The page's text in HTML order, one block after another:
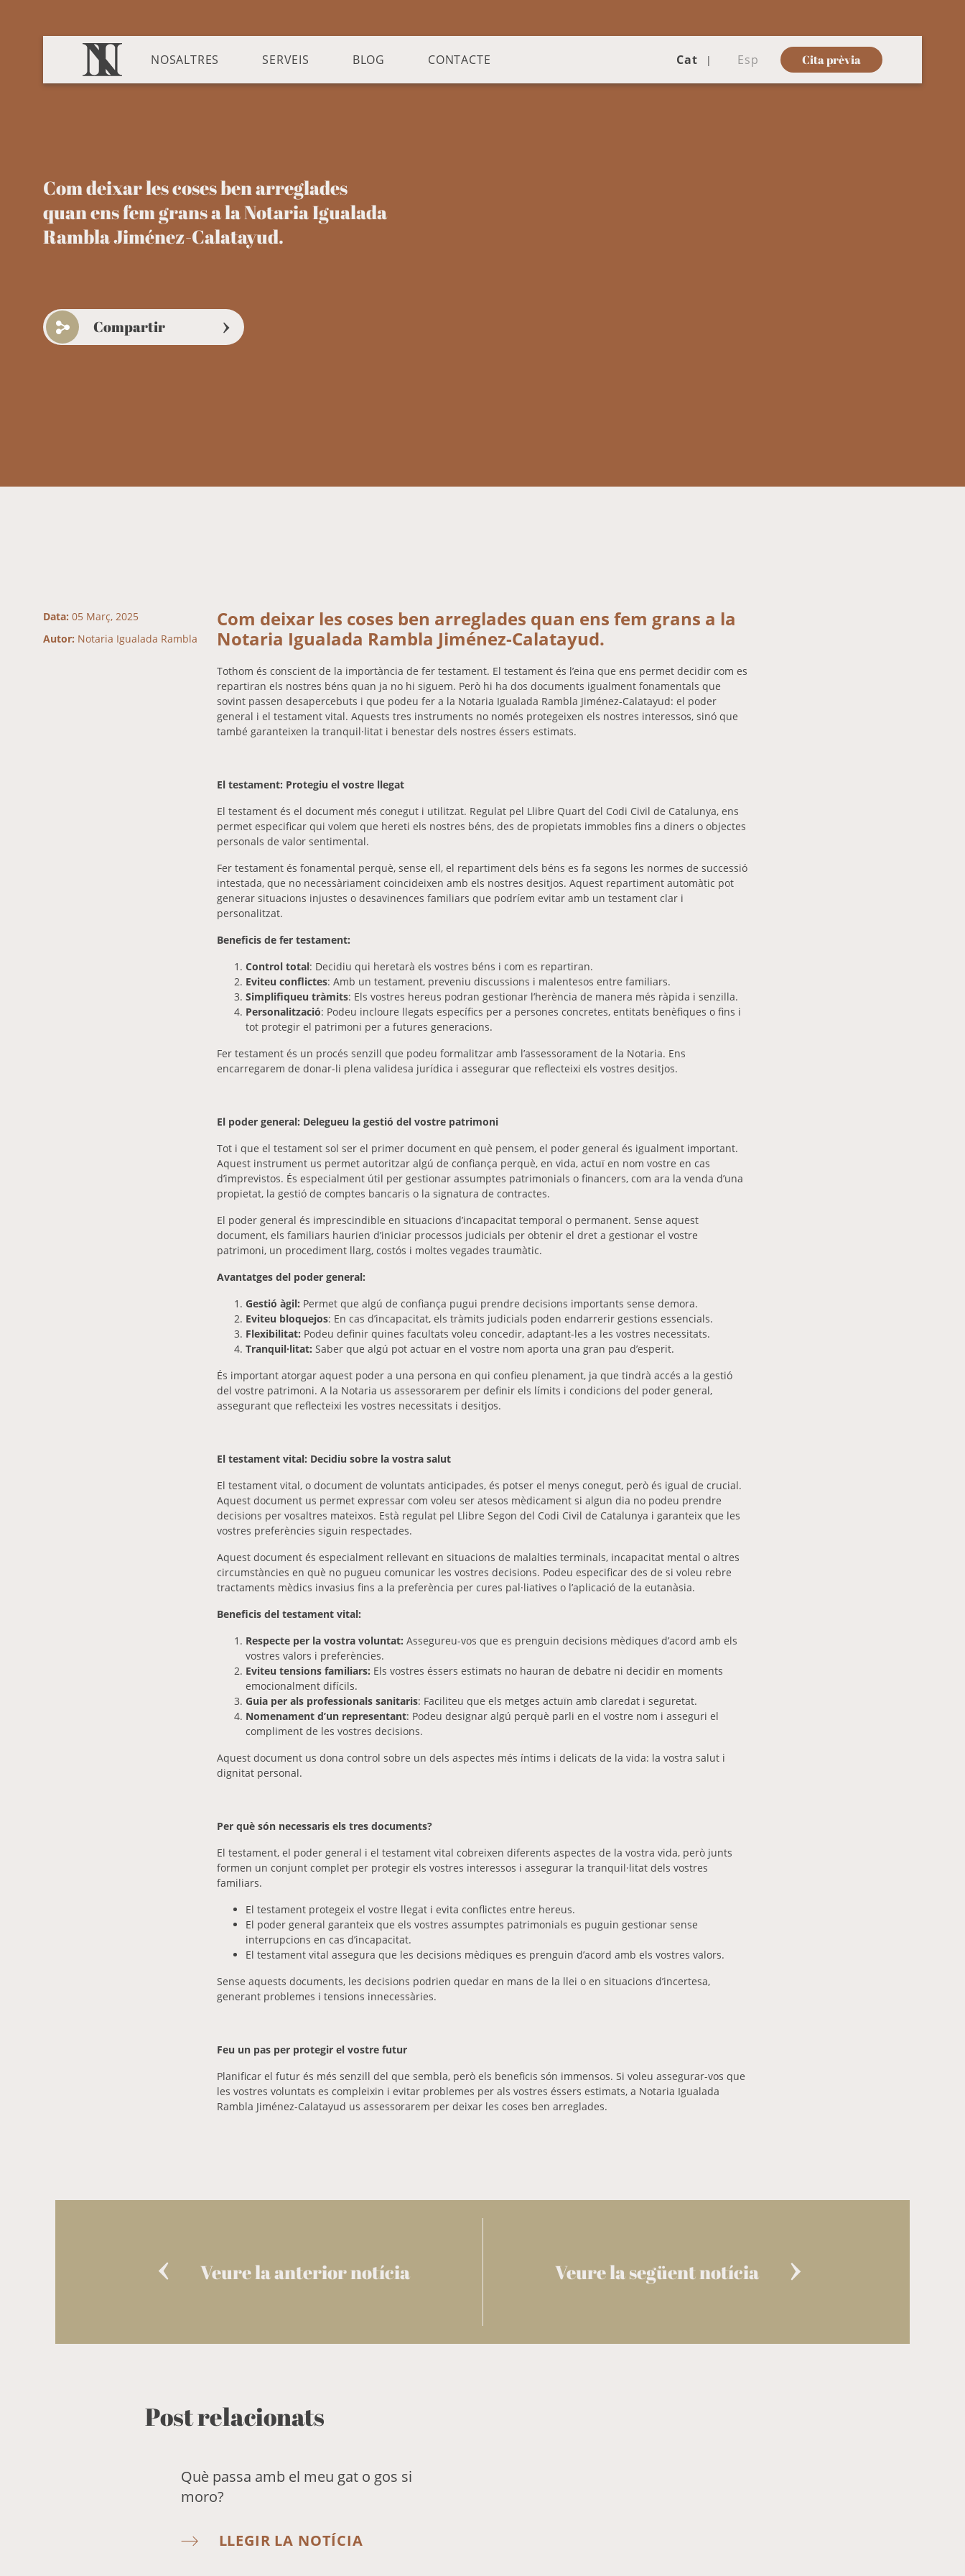
NOSALTRES SERVEIS BLOG CONTACTE Cat Esp Cita prèvia
Com deixar les coses ben arreglades
quan ens fem grans a la Notaria Igualada
Rambla Jiménez-Calatayud.
Compartir
Data: 05 Març, 2025
Autor: Notaria Igualada Rambla
Com deixar les coses ben arreglades quan ens fem grans a la
Notaria Igualada Rambla Jiménez-Calatayud.
Tothom és conscient de la importància de fer testament. El testament és l’eina que ens permet decidir com es
repartiran els nostres béns quan ja no hi siguem. Però hi ha dos documents igualment fonamentals que
sovint passen desapercebuts i que podeu fer a la Notaria Igualada Rambla Jiménez-Calatayud: el poder
general i el testament vital. Aquests tres instruments no només protegeixen els nostres interessos, sinó que
també garanteixen la tranquil·litat i benestar dels nostres éssers estimats.
El testament: Protegiu el vostre llegat
El testament és el document més conegut i utilitzat. Regulat pel Llibre Quart del Codi Civil de Catalunya, ens
permet especificar qui volem que hereti els nostres béns, des de propietats immobles fins a diners o objectes
personals de valor sentimental.
Fer testament és fonamental perquè, sense ell, el repartiment dels béns es fa segons les normes de successió
intestada, que no necessàriament coincideixen amb els nostres desitjos. Aquest repartiment automàtic pot
generar situacions injustes o desavinences familiars que podríem evitar amb un testament clar i
personalitzat.
Beneficis de fer testament:
Control total: Decidiu qui heretarà els vostres béns i com es repartiran.
Eviteu conflictes: Amb un testament, preveniu discussions i malentesos entre familiars.
Simplifiqueu tràmits: Els vostres hereus podran gestionar l’herència de manera més ràpida i senzilla.
Personalització: Podeu incloure llegats específics per a persones concretes, entitats benèfiques o fins i
tot protegir el patrimoni per a futures generacions.
Fer testament és un procés senzill que podeu formalitzar amb l’assessorament de la Notaria. Ens
encarregarem de donar-li plena validesa jurídica i assegurar que reflecteixi els vostres desitjos.
El poder general: Delegueu la gestió del vostre patrimoni
Tot i que el testament sol ser el primer document en què pensem, el poder general és igualment important.
Aquest instrument us permet autoritzar algú de confiança perquè, en vida, actuï en nom vostre en cas
d’imprevistos. És especialment útil per gestionar assumptes patrimonials o financers, com ara la venda d’una
propietat, la gestió de comptes bancaris o la signatura de contractes.
El poder general és imprescindible en situacions d’incapacitat temporal o permanent. Sense aquest
document, els familiars haurien d’iniciar processos judicials per obtenir el dret a gestionar el vostre
patrimoni, un procediment llarg, costós i moltes vegades traumàtic.
Avantatges del poder general:
Gestió àgil: Permet que algú de confiança pugui prendre decisions importants sense demora.
Eviteu bloquejos: En cas d’incapacitat, els tràmits judicials poden endarrerir gestions essencials.
Flexibilitat: Podeu definir quines facultats voleu concedir, adaptant-les a les vostres necessitats.
Tranquil·litat: Saber que algú pot actuar en el vostre nom aporta una gran pau d’esperit.
És important atorgar aquest poder a una persona en qui confieu plenament, ja que tindrà accés a la gestió
del vostre patrimoni. A la Notaria us assessorarem per definir els límits i condicions del poder general,
assegurant que reflecteixi les vostres necessitats i desitjos.
El testament vital: Decidiu sobre la vostra salut
El testament vital, o document de voluntats anticipades, és potser el menys conegut, però és igual de crucial.
Aquest document us permet expressar com voleu ser atesos mèdicament si algun dia no podeu prendre
decisions per vosaltres mateixos. Està regulat pel Llibre Segon del Codi Civil de Catalunya i garanteix que les
vostres preferències siguin respectades.
Aquest document és especialment rellevant en situacions de malalties terminals, incapacitat mental o altres
circumstàncies en què no pugueu comunicar les vostres decisions. Podeu especificar des de si voleu rebre
tractaments mèdics invasius fins a la preferència per cures pal·liatives o l’aplicació de la eutanàsia.
Beneficis del testament vital:
Respecte per la vostra voluntat: Assegureu-vos que es prenguin decisions mèdiques d’acord amb els
vostres valors i preferències.
Eviteu tensions familiars: Els vostres éssers estimats no hauran de debatre ni decidir en moments
emocionalment difícils.
Guia per als professionals sanitaris: Faciliteu que els metges actuïn amb claredat i seguretat.
Nomenament d’un representant: Podeu designar algú perquè parli en el vostre nom i asseguri el
compliment de les vostres decisions.
Aquest document us dona control sobre un dels aspectes més íntims i delicats de la vida: la vostra salut i
dignitat personal.
Per què són necessaris els tres documents?
El testament, el poder general i el testament vital cobreixen diferents aspectes de la vostra vida, però junts
formen un conjunt complet per protegir els vostres interessos i assegurar la tranquil·litat dels vostres
familiars.
El testament protegeix el vostre llegat i evita conflictes entre hereus.
El poder general garanteix que els vostres assumptes patrimonials es puguin gestionar sense
interrupcions en cas d’incapacitat.
El testament vital assegura que les decisions mèdiques es prenguin d’acord amb els vostres valors.
Sense aquests documents, les decisions podrien quedar en mans de la llei o en situacions d’incertesa,
generant problemes i tensions innecessàries.
Feu un pas per protegir el vostre futur
Planificar el futur és més senzill del que sembla, però els beneficis són immensos. Si voleu assegurar-vos que
les vostres voluntats es compleixin i evitar problemes per als vostres éssers estimats, a Notaria Igualada
Rambla Jiménez-Calatayud us assessorarem per deixar les coses ben arreglades.
Veure la anterior notícia Veure la següent notícia
Post relacionats
Què passa amb el meu gat o gos si
moro?
LLEGIR LA NOTÍCIA